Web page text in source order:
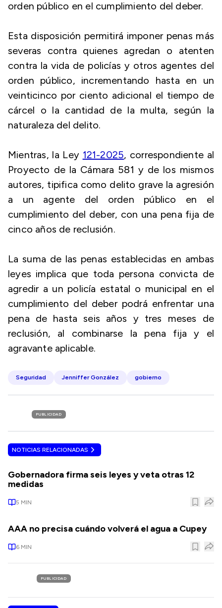
orden público en el cumplimiento del deber.
Esta disposición permitirá imponer penas más
severas contra quienes agredan o atenten
contra la vida de policías y otros agentes del
orden público, incrementando hasta en un
veinticinco por ciento adicional el tiempo de
cárcel o la cantidad de la multa, según la
naturaleza del delito.
Mientras, la Ley 121-2025, correspondiente al
Proyecto de la Cámara 581 y de los mismos
autores, tipifica como delito grave la agresión
a un agente del orden público en el
cumplimiento del deber, con una pena fija de
cinco años de reclusión.
La suma de las penas establecidas en ambas
leyes implica que toda persona convicta de
agredir a un policía estatal o municipal en el
cumplimiento del deber podrá enfrentar una
pena de hasta seis años y tres meses de
reclusión, al combinarse la pena fija y el
agravante aplicable.
Seguridad Jenniffer González gobierno
PUBLICIDAD
NOTICIAS RELACIONADAS
Gobernadora firma seis leyes y veta otras 12
medidas
5 MIN
AAA no precisa cuándo volverá el agua a Cupey
6 MIN
PUBLICIDAD